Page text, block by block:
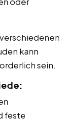
kann
sein.
feste